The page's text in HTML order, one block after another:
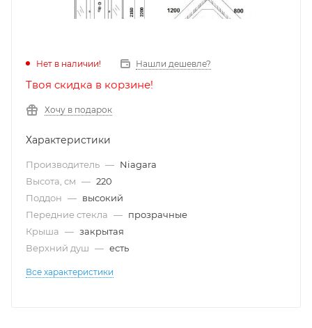
Нет в наличии! Нашли дешевле?
Твоя скидка в корзине!
Хочу в подарок
Характеристики
Производитель — Niagara
Высота, см — 220
Поддон — высокий
Передние стекла — прозрачные
Крыша — закрытая
Верхний душ — есть
Все характеристики